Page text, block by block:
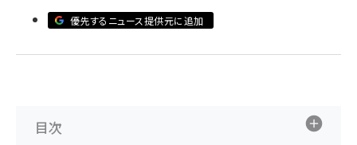
優先するニュース提供元に追加
目次